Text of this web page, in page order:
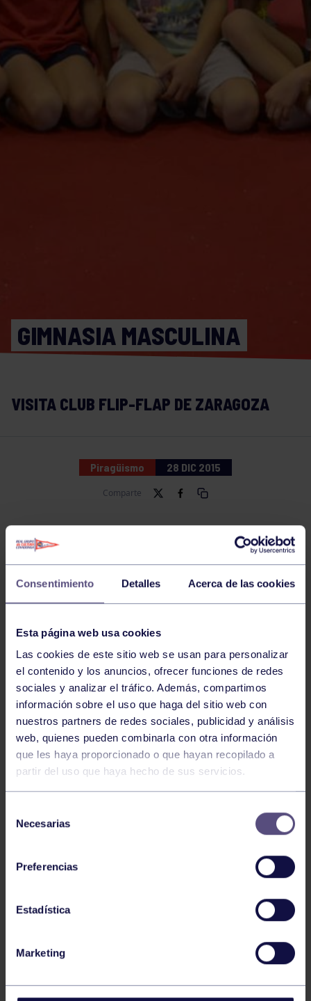
Consentimiento Detalles Acerca de las cookies
Esta página web usa cookies
Las cookies de este sitio web se usan para personalizar
el contenido y los anuncios, ofrecer funciones de redes
sociales y analizar el tráfico. Además, compartimos
información sobre el uso que haga del sitio web con
nuestros partners de redes sociales, publicidad y análisis
web, quienes pueden combinarla con otra información
que les haya proporcionado o que hayan recopilado a
partir del uso que haya hecho de sus servicios.
Necesarias
Preferencias
Estadística
Marketing
GIMNASIA MASCULINA
VISITA CLUB FLIP-FLAP DE ZARAGOZA
Piragüismo 28 DIC 2015
Comparte
Estos días se han desplazado
Zaragoza con la intención de
entrenar conjuntamente con los chicos del Grupo.
celebrando en sesiones de mañana y tarde y cuentan
con la presencia de unos
encuentra la joven